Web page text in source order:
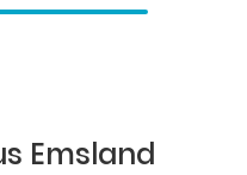
Emsland